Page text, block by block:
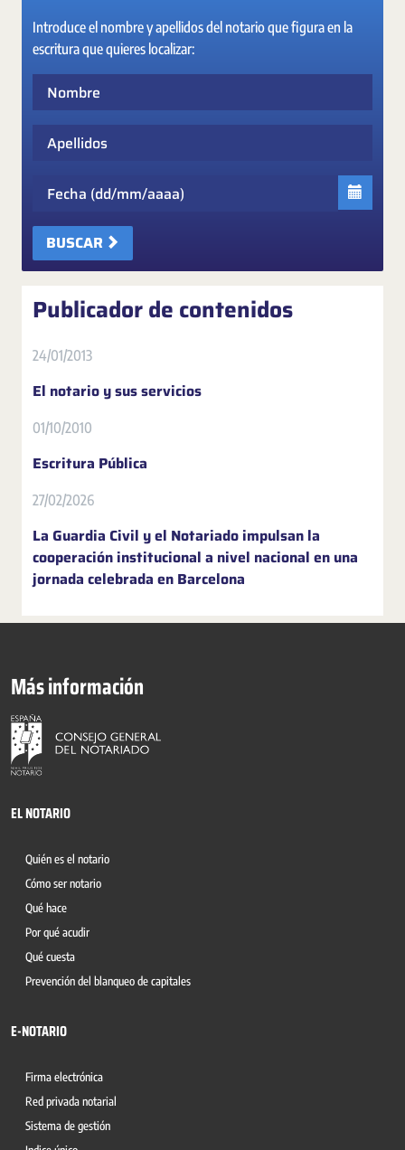
Introduce el nombre y apellidos del notario que figura en la
escritura que quieres localizar:
BUSCAR
Publicador de contenidos
24/01/2013
El notario y sus servicios
01/10/2010
Escritura Pública
27/02/2026
La Guardia Civil y el Notariado impulsan la
cooperación institucional a nivel nacional en una
jornada celebrada en Barcelona
Más información
EL NOTARIO
Quién es el notario
Cómo ser notario
Qué hace
Por qué acudir
Qué cuesta
Prevención del blanqueo de capitales
E-NOTARIO
Firma electrónica
Red privada notarial
Sistema de gestión